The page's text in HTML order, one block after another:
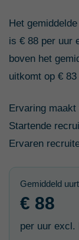
Het
is € 88 per uur
boven het
uitkomt op € 83
Ervaring
Startende
Ervaren
Gemiddeld
€ 88
per uur excl.